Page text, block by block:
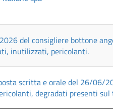
del consigliere bottone
inutilizzati, pericolanti.
scritta e orale del 26/06/
degradati presenti